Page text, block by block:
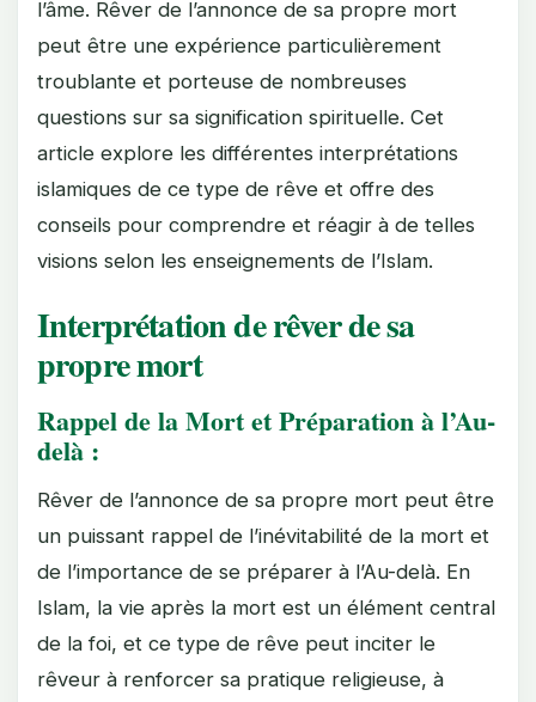
l’âme. Rêver de l’annonce de sa propre mort
peut être une expérience particulièrement
troublante et porteuse de nombreuses
questions sur sa signification spirituelle. Cet
article explore les différentes interprétations
islamiques de ce type de rêve et offre des
conseils pour comprendre et réagir à de telles
visions selon les enseignements de l’Islam.
Interprétation de rêver de sa
propre mort
Rappel de la Mort et Préparation à l’Au-
delà :
Rêver de l’annonce de sa propre mort peut être
un puissant rappel de l’inévitabilité de la mort et
de l’importance de se préparer à l’Au-delà. En
Islam, la vie après la mort est un élément central
de la foi, et ce type de rêve peut inciter le
rêveur à renforcer sa pratique religieuse, à